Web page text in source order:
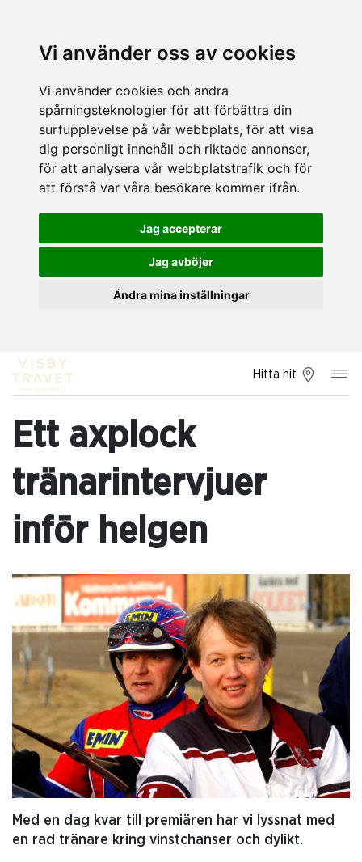
Vi använder oss av cookies
Vi använder cookies och andra
spårningsteknologier för att förbättra din
surfupplevelse på vår webbplats, för att visa
dig personligt innehåll och riktade annonser,
för att analysera vår webbplatstrafik och för
att förstå var våra besökare kommer ifrån.
Jag accepterar
Jag avböjer
Ändra mina inställningar
Hitta hit
Ett axplock
tränarintervjuer
inför helgen
Med en dag kvar till premiären har vi lyssnat med
en rad tränare kring vinstchanser och dylikt.